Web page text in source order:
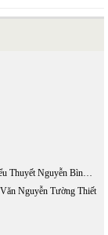
Tiểu Thuyết Hiện Đại Sự Hội Ngộ Các Tư Duy Trong Tiểu Thuyết Nguyễn Bình Phương
Nguyễn Tường Thiết